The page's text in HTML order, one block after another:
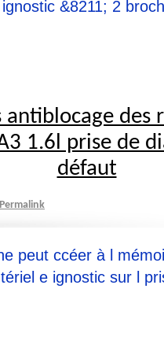
&8211; 2
antiblocage des
1.6l prise de
défaut
Permalink
peut ccéer à l
e ignostic sur l